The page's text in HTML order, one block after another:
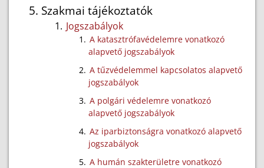
Szakmai tájékoztatók
Jogszabályok
A katasztrófavédelemre vonatkozó
alapvető jogszabályok
A tűzvédelemmel kapcsolatos alapvető
jogszabályok
A polgári védelemre vonatkozó
alapvető jogszabályok
Az iparbiztonságra vonatkozó alapvető
jogszabályok
A humán szakterületre vonatkozó